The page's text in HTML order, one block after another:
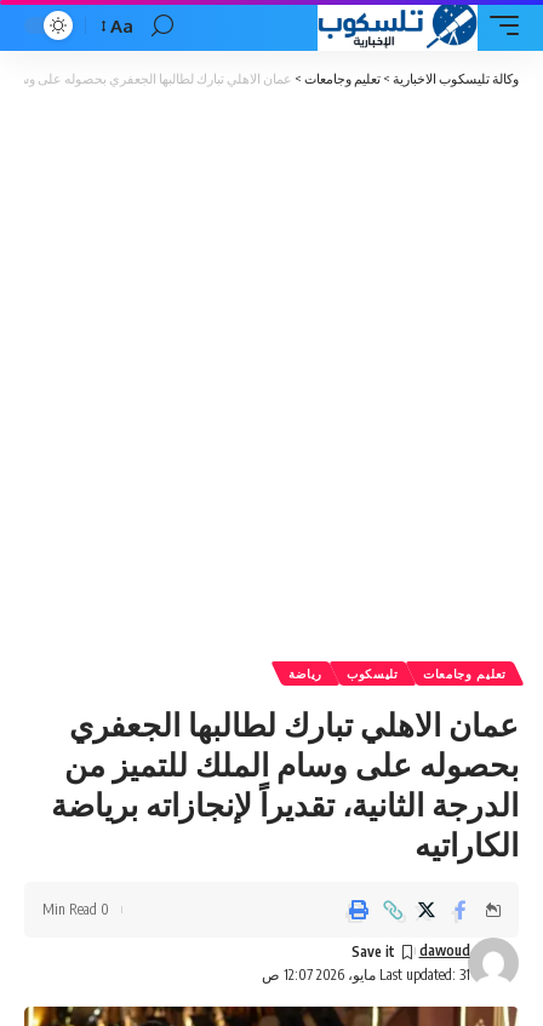
Font
Aa
وكالة تليسكوب الاخبارية > تعليم وجامعات > عمان الاهلي تبارك لطالبها الجعفري بحصوله على وسام
تعليم وجامعات تليسكوب رياضة
عمان الاهلي تبارك لطالبها الجعفري
بحصوله على وسام الملك للتميز من
الدرجة الثانية، تقديراً لإنجازاته برياضة
الكاراتيه
Last updated: 31 مايو، 2026 12:07 ص
dawoud
0 Min Read